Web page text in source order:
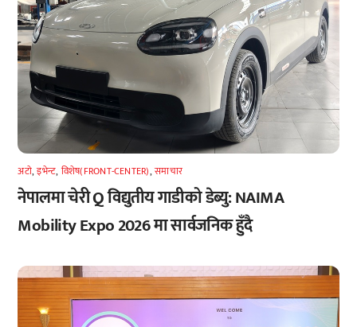
अटाे,इभेन्ट, विशेष(FRONT-CENTER),समाचार
नेपालमा चेरी Q विद्युतीय गाडीको डेब्यु: NAIMA
Mobility Expo 2026 मा सार्वजनिक हुँदै